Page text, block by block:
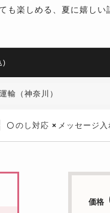
も楽しめる、夏に嬉しい
)
輸（神奈川）
〇 のし対応 × メッセージ
価格